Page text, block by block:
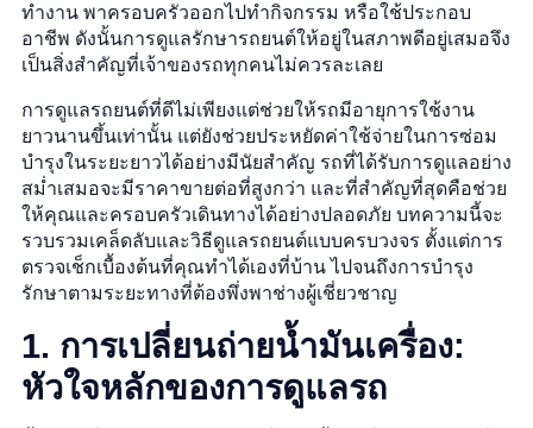
ทำงาน พาครอบครัวออกไปทำกิจกรรม หรือใช้ประกอบ
อาชีพ ดังนั้นการดูแลรักษารถยนต์ให้อยู่ในสภาพดีอยู่เสมอจึง
เป็นสิ่งสำคัญที่เจ้าของรถทุกคนไม่ควรละเลย
การดูแลรถยนต์ที่ดีไม่เพียงแต่ช่วยให้รถมีอายุการใช้งาน
ยาวนานขึ้นเท่านั้น แต่ยังช่วยประหยัดค่าใช้จ่ายในการซ่อม
บำรุงในระยะยาวได้อย่างมีนัยสำคัญ รถที่ได้รับการดูแลอย่าง
สม่ำเสมอจะมีราคาขายต่อที่สูงกว่า และที่สำคัญที่สุดคือช่วย
ให้คุณและครอบครัวเดินทางได้อย่างปลอดภัย บทความนี้จะ
รวบรวมเคล็ดลับและวิธีดูแลรถยนต์แบบครบวงจร ตั้งแต่การ
ตรวจเช็กเบื้องต้นที่คุณทำได้เองที่บ้าน ไปจนถึงการบำรุง
รักษาตามระยะทางที่ต้องพึ่งพาช่างผู้เชี่ยวชาญ
1. การเปลี่ยนถ่ายน้ำมันเครื่อง:
หัวใจหลักของการดูแลรถ